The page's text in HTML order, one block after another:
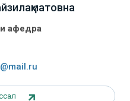
афедра